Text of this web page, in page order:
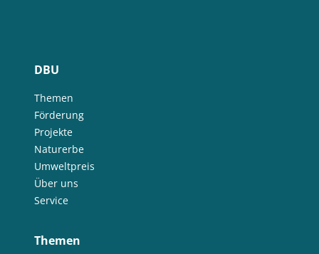
DBU
Themen
Förderung
Projekte
Naturerbe
Umweltpreis
Über uns
Service
Themen